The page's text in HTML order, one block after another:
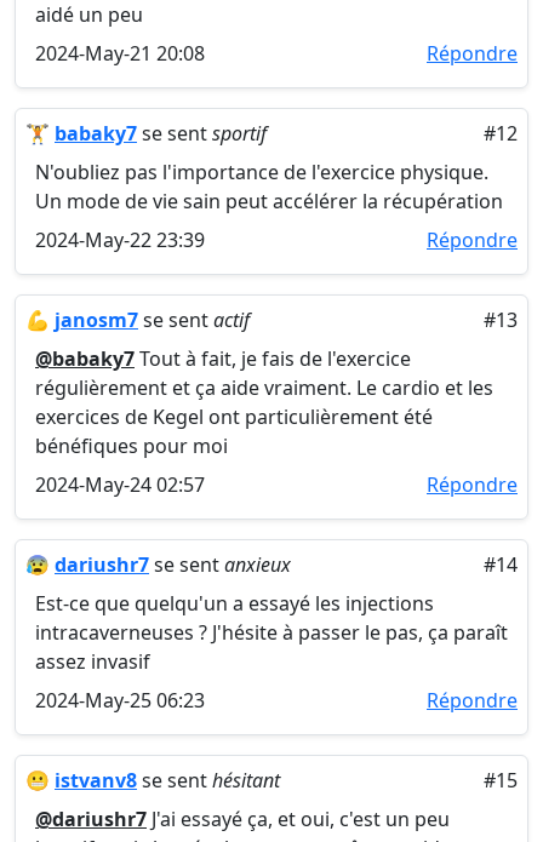
aidé un peu
2024-May-21 20:08
Répondre
🏋️ babaky7se sentsportif
#12
N'oubliez pas l'importance de l'exercice physique.
Un mode de vie sain peut accélérer la récupération
2024-May-22 23:39
Répondre
💪 janosm7se sentactif
#13
@babaky7Tout à fait, je fais de l'exercice
régulièrement et ça aide vraiment. Le cardio et les
exercices de Kegel ont particulièrement été
bénéfiques pour moi
2024-May-24 02:57
Répondre
😰 dariushr7se sentanxieux
#14
Est-ce que quelqu'un a essayé les injections
intracaverneuses ? J'hésite à passer le pas, ça paraît
assez invasif
2024-May-25 06:23
Répondre
😬 istvanv8se senthésitant
#15
@dariushr7 J'ai essayé ça, et oui, c'est un peu